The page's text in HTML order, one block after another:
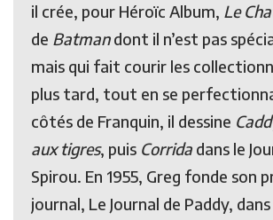
il crée, pour Héroïc Album, Le
de Batmandont il n’est pas
mais qui fait courir les
plus tard, tout en se
côtés de Franquin, il dessine
aux tigres, puis Corrida dans le
Spirou. En 1955, Greg fonde son
journal, Le Journal de Paddy,